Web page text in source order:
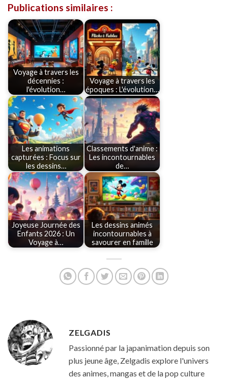
Publications similaires :
Voyage à travers les
décennies :
l'évolution…
Voyage à travers les
époques : L'évolution…
Les animations
capturées : Focus sur
les dessins…
Classements d'anime :
Les incontournables
de…
Joyeuse Journée des
Enfants 2026 : Un
Voyage à…
Les dessins animés
incontournables à
savourer en famille
ZELGADIS
Passionné par la japanimation depuis son
plus jeune âge, Zelgadis explore l'univers
des animes, mangas et de la pop culture